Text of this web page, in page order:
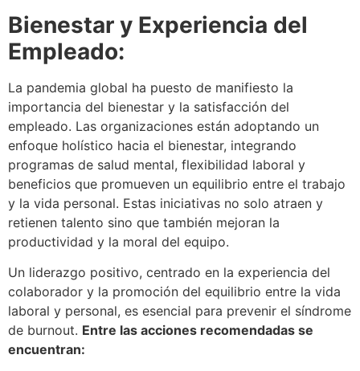
Bienestar y Experiencia del
Empleado:
La pandemia global ha puesto de manifiesto la
importancia del bienestar y la satisfacción del
empleado. Las organizaciones están adoptando un
enfoque holístico hacia el bienestar, integrando
programas de salud mental, flexibilidad laboral y
beneficios que promueven un equilibrio entre el trabajo
y la vida personal. Estas iniciativas no solo atraen y
retienen talento sino que también mejoran la
productividad y la moral del equipo.
Un liderazgo positivo, centrado en la experiencia del
colaborador y la promoción del equilibrio entre la vida
laboral y personal, es esencial para prevenir el síndrome
de burnout. Entre las acciones recomendadas se
encuentran: